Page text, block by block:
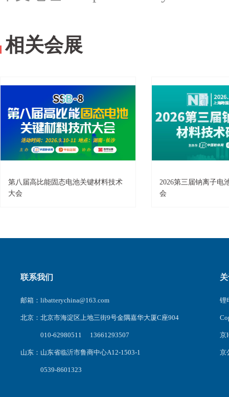
相关会展
第八届高比能固态电池关键材料技术
大会
2026第三届钠离子电
会
联系我们
邮箱：libatterychina@163.com
北京：北京市海淀区上地三街9号金隅嘉华大厦C座904
010-62980511 13661293507
山东：山东省临沂市鲁商中心A12-1503-1
0539-8601323
锂
京
京